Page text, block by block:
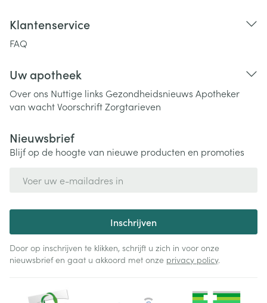
Klantenservice
FAQ
Uw apotheek
Over ons Nuttige links Gezondheidsnieuws Apotheker
van wachtVoorschriftZorgtarieven
Nieuwsbrief
Blijf op de hoogte van nieuwe producten en promoties
Inschrijven
Door op inschrijven te klikken, schrijft u zich in voor onze
nieuwsbrief en gaat u akkoord met onze privacy policy.